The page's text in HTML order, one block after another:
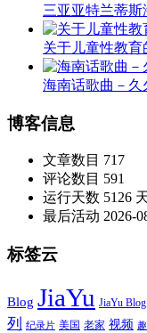
三亚亚特兰蒂斯
关于儿童性教育
海南话歌曲－久
博客信息
文章数目 717
评论数目 591
运行天数 5126
最后活动 2026-
标签云
Blog JiaYu JiaYu Blog
列
纪录片 美国 老家 视频